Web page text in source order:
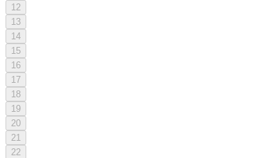
12
13
14
15
16
17
18
19
20
21
22